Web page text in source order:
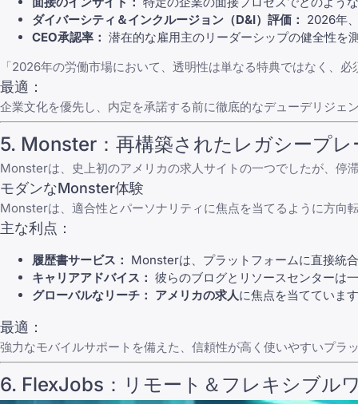
ダイバーシティ＆インクルージョン（D&I）評価： 2026年
CEO承認率： 潜在的な雇用主のリーダーシップの健全性を
「2026年の労働市場において、透明性は単なる特典ではなく、必
最適：
企業文化を優先し、内定を承諾する前に徹底的なデューデリジェ
5. Monster ：再構築されたレガシープ
Monsterは、史上初のアメリカの求人サイトの一つでしたが、
モダンなMonster体験
Monsterは、適合性とパーソナリティに焦点を当てるように方向
主な利点：
履歴書サービス： Monsterは、プラットフォームに直接統
キャリアアドバイス： 彼らのブログとリソースセンターは
グローバルなリーチ： アメリカの求人に焦点を当てていま
最適：
強力なモバイルサポートを備えた、信頼性が高く使いやすいプラ
6. FlexJobs ：リモート＆フレキシブル